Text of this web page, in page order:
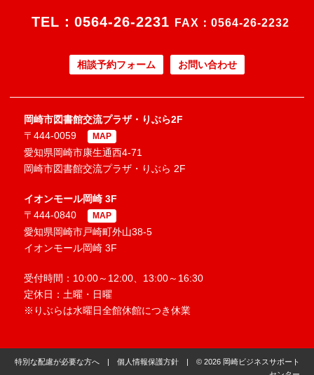
TEL： 0564-26-2231 FAX：0564-26-2232
相談予約フォーム お問い合わせ
岡崎市図書館交流プラザ・りぶら2F
〒444-0059
MAP
愛知県岡崎市康生通西4-71
岡崎市図書館交流プラザ・りぶら 2F
イオンモール岡崎 3F
〒444-0840
MAP
愛知県岡崎市戸崎町外山38-5
イオンモール岡崎 3F
受付時間：10:00～12:00、13:00～16:30
定休日：土曜・日曜
※りぶらは水曜日全館休館につき休業
特別な配慮が必要な方へ | 個人情報保護方針 | © 2026 岡崎ビジネスサポート